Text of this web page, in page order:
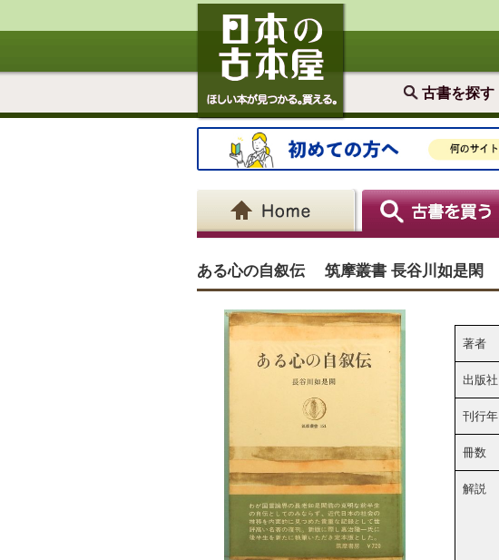
古書を探す
ある心の自叙伝 筑摩叢書 長谷川如是閑
著者
出版社
刊行年
冊数
解説